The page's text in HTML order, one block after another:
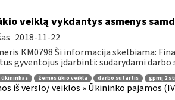
veiklą vykdantys asmenys
2018-11-22
KM0798 Ši informacija skelbiama:
gyventojus įdarbinti: sudarydami darbo
ūkininkas žemės ūkio veikla darbo sutartis gpmį 2
iš verslo/ veiklos » Ūkininko pajamos